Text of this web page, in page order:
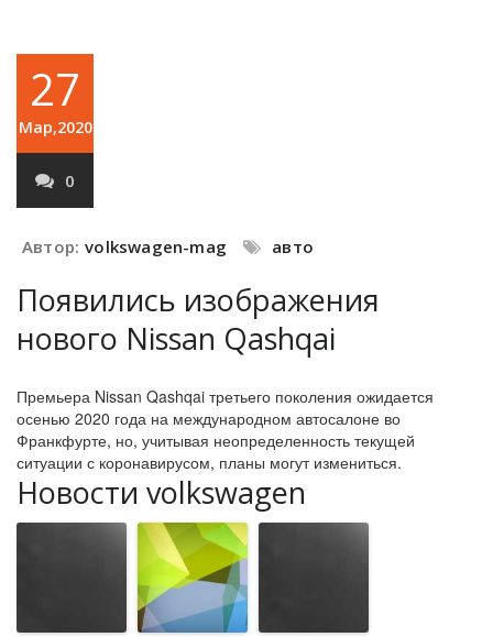
27
Мар,2020
0
Автор: volkswagen-mag авто
Появились изображения
нового Nissan Qashqai
Премьера Nissan Qashqai третьего поколения ожидается
осенью 2020 года на международном автосалоне во
Франкфурте, но, учитывая неопределенность текущей
ситуации с коронавирусом, планы могут измениться.
Новости volkswagen